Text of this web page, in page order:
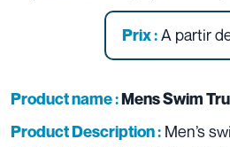
Prix :A partir
Product name :Mens Swim
Product Description : Men’s